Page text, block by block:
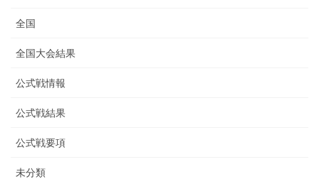
全国
全国大会結果
公式戦情報
公式戦結果
公式戦要項
未分類